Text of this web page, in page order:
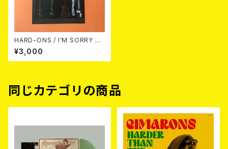
HARD-ONS / I'M SORRY SI
R，THAT RIFF'S BEEN TAKE
N (LP+CD)
¥3,000
同じカテゴリの商品